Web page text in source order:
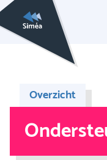
Overzicht